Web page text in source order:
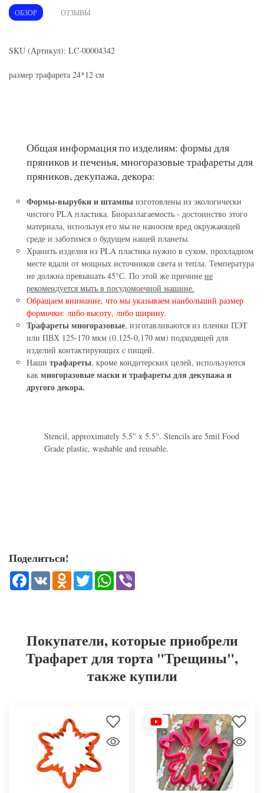
ОБЗОР ОТЗЫВЫ
SKU (Артикул): LC-00004342
размер трафарета 24*12 см
Общая информация по изделиям: формы для
пряников и печенья, многоразовые трафареты для
пряников, декупажа, декора:
Формы-вырубки и штампы изготовлены из экологически
чистого PLA пластика. Биоразлагаемость - достоинство этого
материала, используя его мы не наносим вред окружающей
среде и заботимся о будущем нашей планеты.
Хранить изделия из PLA пластика нужно в сухом, прохладном
месте вдали от мощных источников света и тепла. Температура
не должна превышать 45°С. По этой же причине не
рекомендуется мыть в посудомоечной машине.
Обращаем внимание, что мы указываем наибольший размер
формочки: либо высоту, либо ширину.
Трафареты многоразовые, изготавливаются из пленки ПЭТ
или ПВХ 125-170 мкм (0.125-0,170 мм) подходящей для
изделий контактирующих с пищей.
Наши трафареты, кроме кондитерских целей, используются
как многоразовые маски и трафареты для декупажа и
другого декора.
Stencil, approximately 5.5" x 5.5". Stencils are 5mil Food
Grade plastic, washable and reusable.
Поделиться!
Facebook
VK Odnoklassniki
TwitterWhatsApp
Покупатели, которые приобрели
Трафарет для торта "Трещины",
также купили